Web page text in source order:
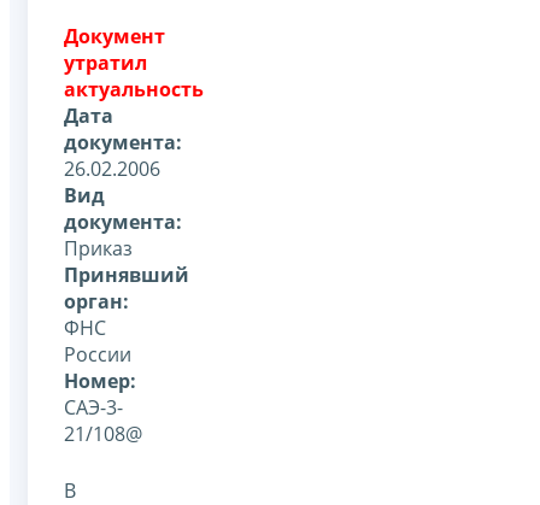
Документ
утратил
актуальность
Дата
документа:
26.02.2006
Вид
документа:
Приказ
Принявший
орган:
ФНС
России
Номер:
САЭ-3-
21/108@
В